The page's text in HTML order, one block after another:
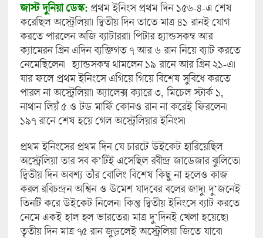
জাস্ট দুনিয়া ডেস্ক:প্রথম ইনিংস প্রথম দিন ১৫৬-৪-এ শেষ
করেছিল অস্ট্রেলিয়া। দ্বিতীয় দিন তাতে মাত্র ৪১ রানই যোগ
করতে পারলেন অজি ব্যাটাররা। পিটার হ্যান্ডসকম্ব আর
ক্যামেরন গ্রিন এদিন ব্যক্তিগত ৭ আর ৬ রান নিয়ে ব্যাট করতে
নেমেছিলেন। হ্যান্ডসকম্ব থামলেন ১৯ রানে আর গ্রিন ২১-এ।
যার ফলে প্রথম ইনিংসে এগিয়ে গিয়ে বিশেষ সুবিধে করতে
পারল না অস্ট্রেলিয়া। অ্যালেক্স ক্যারে ৩, মিচেল স্টার্ক ১,
নাথান লিয়ঁ ৫ ও টড মার্ফি কোনও রান না করেই ফিরলেন।
১৯৭ রানে শেষ হয়ে গেল অস্ট্রেলিয়ার ইনিংস।
প্রথম ইনিংসের প্রথম দিন যে চারটে উইকেট হারিয়েছিল
অস্ট্রেলিয়া তার সব ক’টিই এসেছিল রবীন্দ্র জাডেজার ঝুলিতে।
দ্বিতীয় দিন অবশ্য তাঁর বোলিং বিশেষ কিছু না হলেও কাজ
করল রবিচন্দ্রন অশ্বিন ও উমেশ যাদবের বলের জাদু। দু’জনেই
তিনটি করে উইকেট নিলেন। কিন্তু দ্বিতীয় ইনিংসে ব্যাট করতে
নেমে একই হাল হল ভারতের। মাত্র দু’দিনই খেলা হয়েছে।
তৃতীয় দিন মাত্র ৭৫ রান জুড়লেই অস্ট্রেলিয়া জিতে যাবে।